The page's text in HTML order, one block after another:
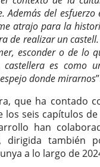
del esfuerzo
atrajo para la
de realizar un castell.
esconder o de lo
es como
donde mirarnos
que ha contado
los seis capítulos de
han
dirigida también
a lo largo de